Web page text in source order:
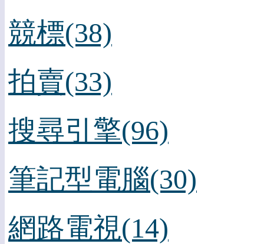
競標(38)
拍賣(33)
搜尋引擎(96)
筆記型電腦(30)
網路電視(14)